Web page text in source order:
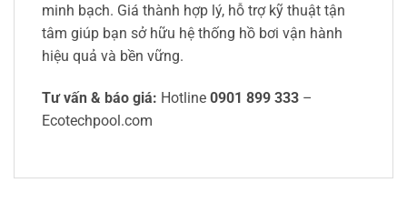
minh bạch. Giá thành hợp lý, hỗ trợ kỹ thuật tận
tâm giúp bạn sở hữu hệ thống hồ bơi vận hành
hiệu quả và bền vững.
Tư vấn & báo giá: Hotline 0901 899 333 –
Ecotechpool.com